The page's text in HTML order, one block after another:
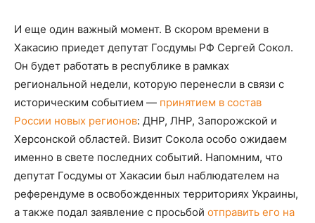
И еще один важный момент. В скором времени в
Хакасию приедет депутат Госдумы РФ Сергей Сокол.
Он будет работать в республике в рамках
региональной недели, которую перенесли в связи с
историческим событием — принятием в состав
России новых регионов: ДНР, ЛНР, Запорожской и
Херсонской областей. Визит Сокола особо ожидаем
именно в свете последних событий. Напомним, что
депутат Госдумы от Хакасии был наблюдателем на
референдуме в освобожденных территориях Украины,
а также подал заявление с просьбой отправить его на